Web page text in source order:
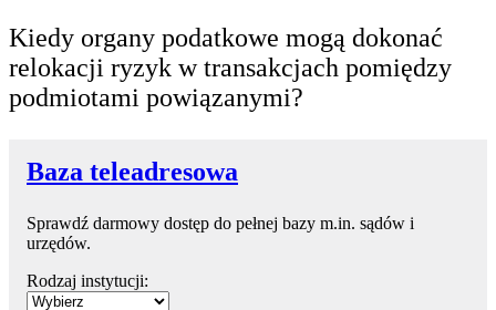
Kiedy organy podatkowe mogą dokonać
relokacji ryzyk w transakcjach pomiędzy
podmiotami powiązanymi?
Baza teleadresowa
Sprawdź darmowy dostęp do pełnej bazy m.in. sądów i
urzędów.
Rodzaj instytucji: